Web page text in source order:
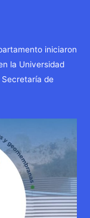
iniciaron
la Universidad
Secretaría de